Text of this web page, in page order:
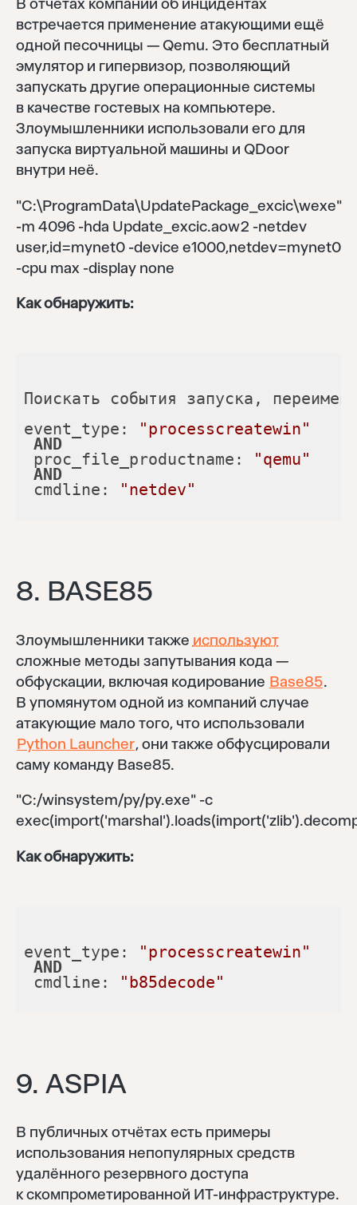
встречается применение атакующими ещё
одной песочницы — Qemu. Это бесплатный
эмулятор и гипервизор, позволяющий
запускать другие операционные системы
в качестве гостевых на компьютере.
Злоумышленники использовали его для
запуска виртуальной машины и QDoor
внутри неё.
"C:\ProgramData\UpdatePackage_excic\wexe"
-m 4096 -hda Update_excic.aow2 -netdev
user,id=mynet0 -device e1000,netdev=mynet0
-cpu max -display none
Как обнаружить:
Поискать события запуска,
event_type:
"processcreatewin"
AND
proc_file_productname:
"qemu"
AND
cmdline:
"netdev"
8. BASE85
Злоумышленники также используют
сложные методы запутывания кода —
обфускации, включая кодирование Base85.
В упомянутом одной из компаний случае
атакующие мало того, что использовали
Python Launcher, они также обфусцировали
саму команду Base85.
"C:/winsystem/py/py.exe" -c
Как обнаружить:
event_type:
"processcreatewin"
AND
cmdline:
"b85decode"
9. ASPIA
В публичных отчётах есть примеры
использования непопулярных средств
удалённого резервного доступа
к скомпрометированной ИТ-инфраструктуре.
Войти
Забыли пароль?
Нет аккаунта?
Восстановить
Отправить